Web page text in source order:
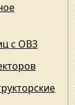
с ОВЗ